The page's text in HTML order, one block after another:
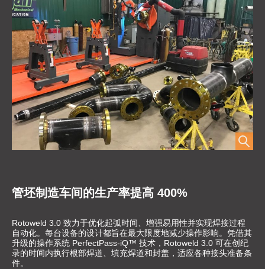
管坯制造车间的生产率提高 400%
Rotoweld 3.0 致力于优化起弧时间、增强易用性并实现焊接过程
自动化。每台设备的设计都旨在最大限度地减少操作影响。凭借其
升级的操作系统 PerfectPass-iQ™ 技术，Rotoweld 3.0 可在创纪
录的时间内执行根部焊道、填充焊道和封盖，适应各种接头准备条
件。